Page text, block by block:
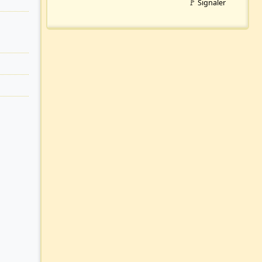
🚩 Signaler